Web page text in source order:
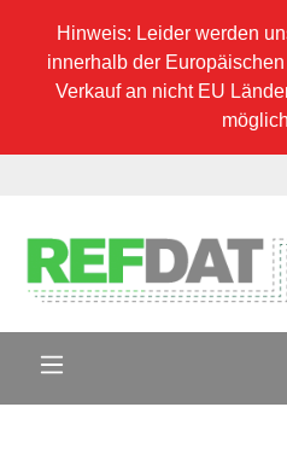
Hinweis: Leider werden
innerhalb der
Verkauf an nicht EU